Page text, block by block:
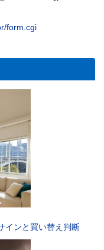
form.cgi
インと買い替え判断